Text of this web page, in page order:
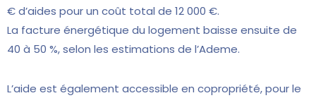
€ d’aides pour un coût total de 12 000 €.
La facture énergétique du logement baisse ensuite de
40 à 50 %, selon les estimations de l’Ademe.
L’aide est également accessible en copropriété, pour le